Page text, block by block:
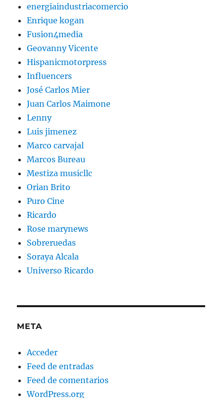
energiaindustriacomercio
Enrique kogan
Fusion4media
Geovanny Vicente
Hispanicmotorpress
Influencers
José Carlos Mier
Juan Carlos Maimone
Lenny
Luis jimenez
Marco carvajal
Marcos Bureau
Mestiza musicllc
Orian Brito
Puro Cine
Ricardo
Rose marynews
Sobreruedas
Soraya Alcala
Universo Ricardo
META
Acceder
Feed de entradas
Feed de comentarios
WordPress.org